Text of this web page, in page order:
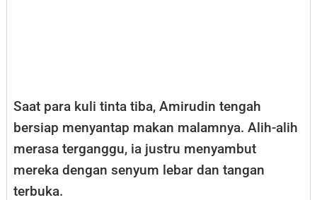
Saat para kuli tinta tiba, Amirudin tengah
bersiap menyantap makan malamnya. Alih-alih
merasa terganggu, ia justru menyambut
mereka dengan senyum lebar dan tangan
terbuka.